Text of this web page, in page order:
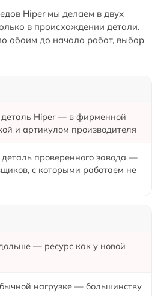
Hiper мы делаем в двух
в происхождении детали.
обоим до начала работ, выбор
Hiper — в фирменной
и артикулом производителя
проверенного завода —
с которыми работаем не
— ресурс как у новой
нагрузке — большинству